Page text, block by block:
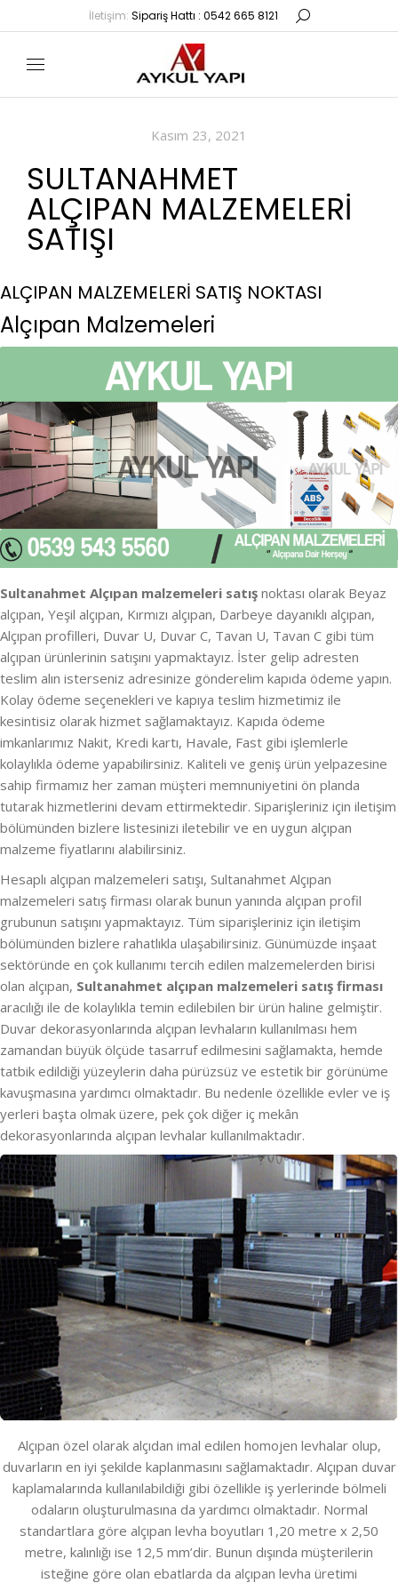
İletişim: Sipariş Hattı : 0542 665 8121
Kasım 23, 2021
SULTANAHMET
ALÇIPAN MALZEMELERI
SATIŞI
ALÇIPAN MALZEMELERİ SATIŞ NOKTASI
Alçıpan Malzemeleri
Sultanahmet Alçıpan malzemeleri satış noktası olarak Beyaz
alçıpan, Yeşil alçıpan, Kırmızı alçıpan, Darbeye dayanıklı alçıpan,
Alçıpan profilleri, Duvar U, Duvar C, Tavan U, Tavan C gibi tüm
alçıpan ürünlerinin satışını yapmaktayız. İster gelip adresten
teslim alın isterseniz adresinize gönderelim kapıda ödeme yapın.
Kolay ödeme seçenekleri ve kapıya teslim hizmetimiz ile
kesintisiz olarak hizmet sağlamaktayız. Kapıda ödeme
imkanlarımız Nakit, Kredi kartı, Havale, Fast gibi işlemlerle
kolaylıkla ödeme yapabilirsiniz. Kaliteli ve geniş ürün yelpazesine
sahip firmamız her zaman müşteri memnuniyetini ön planda
tutarak hizmetlerini devam ettirmektedir. Siparişleriniz için iletişim
bölümünden bizlere listesinizi iletebilir ve en uygun alçıpan
malzeme fiyatlarını alabilirsiniz.
Hesaplı alçıpan malzemeleri satışı, Sultanahmet Alçıpan
malzemeleri satış firması olarak bunun yanında alçıpan profil
grubunun satışını yapmaktayız. Tüm siparişleriniz için iletişim
bölümünden bizlere rahatlıkla ulaşabilirsiniz. Günümüzde inşaat
sektöründe en çok kullanımı tercih edilen malzemelerden birisi
olan alçıpan, Sultanahmet alçıpan malzemeleri satış firması
aracılığı ile de kolaylıkla temin edilebilen bir ürün haline gelmiştir.
Duvar dekorasyonlarında alçıpan levhaların kullanılması hem
zamandan büyük ölçüde tasarruf edilmesini sağlamakta, hemde
tatbik edildiği yüzeylerin daha pürüzsüz ve estetik bir görünüme
kavuşmasına yardımcı olmaktadır. Bu nedenle özellikle evler ve iş
yerleri başta olmak üzere, pek çok diğer iç mekân
dekorasyonlarında alçıpan levhalar kullanılmaktadır.
Alçıpan özel olarak alçıdan imal edilen homojen levhalar olup,
duvarların en iyi şekilde kaplanmasını sağlamaktadır. Alçıpan duvar
kaplamalarında kullanılabildiği gibi özellikle iş yerlerinde bölmeli
odaların oluşturulmasına da yardımcı olmaktadır. Normal
standartlara göre alçıpan levha boyutları 1,20 metre x 2,50
metre, kalınlığı ise 12,5 mm’dir. Bunun dışında müşterilerin
isteğine göre olan ebatlarda da alçıpan levha üretimi